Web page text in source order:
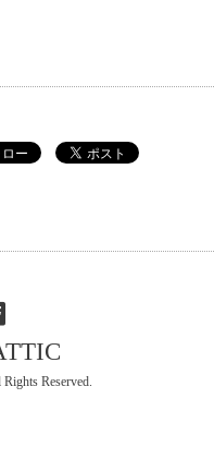
Reserved.